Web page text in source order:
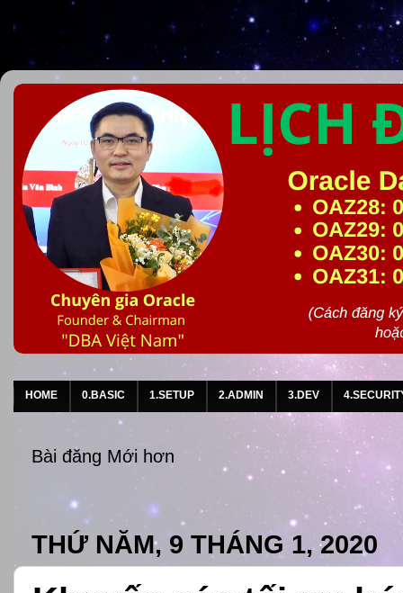
HOME 0.BASIC 1.SETUP 2.ADMIN 3.DEV
Bài đăng Mới hơn
THỨ NĂM, 9 THÁNG 1, 2020